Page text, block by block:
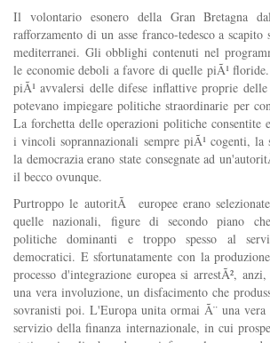
Il volontario esonero della Gran Bretagna
rafforzamento di un asse franco-tedesco a
mediterranei. Gli obblighi contenuti nel
le economie deboli a favore di quelle piÃ¹
piÃ¹ avvalersi delle difese inflattive proprie
potevano impiegare politiche straordinarie per
La forchetta delle operazioni politiche consentite
i vincoli soprannazionali sempre piÃ¹ cogenti,
la democrazia erano state consegnate ad
il becco ovunque.
Purtroppo le autoritÃ europee erano
quelle nazionali, figure di secondo piano
politiche dominanti e troppo spesso al
democratici. E sfortunatamente con la
processo d'integrazione europea si arrestÃ²,
una vera involuzione, un disfacimento che
sovranisti poi. L'Europa unita ormai Ã¨ una
servizio della finanza internazionale, in cui